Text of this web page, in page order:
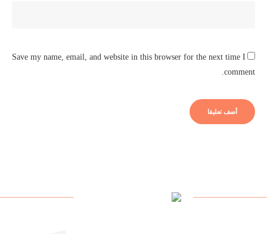
Save my name, email, and website in this browser for the next time I
comment.